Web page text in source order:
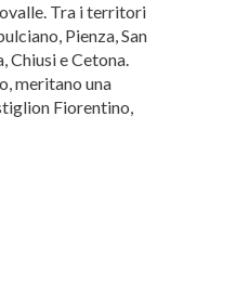
Tra i territori
Pienza, San
Chiusi e Cetona.
meritano una
Fiorentino,